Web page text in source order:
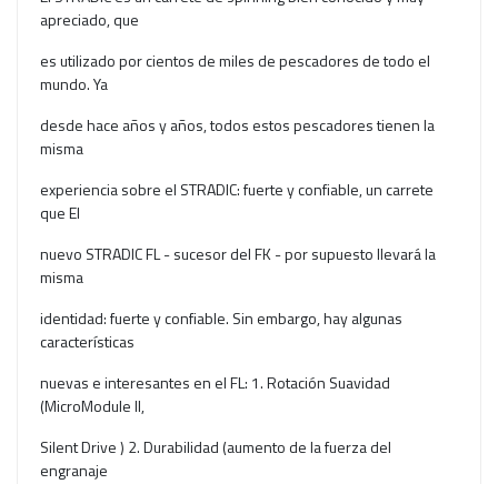
apreciado, que
es utilizado por cientos de miles de pescadores de todo el
mundo. Ya
desde hace años y años, todos estos pescadores tienen la
misma
experiencia sobre el STRADIC: fuerte y confiable, un carrete
que El
nuevo STRADIC FL - sucesor del FK - por supuesto llevará la
misma
identidad: fuerte y confiable. Sin embargo, hay algunas
características
nuevas e interesantes en el FL: 1. Rotación Suavidad
(MicroModule II,
Silent Drive ) 2. Durabilidad (aumento de la fuerza del
engranaje